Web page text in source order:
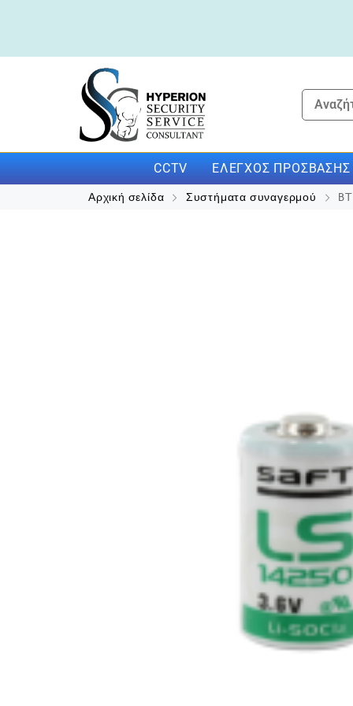
CCTV ΕΛΈΓΧΟΣ ΠΡΌΣΒΑΣΗΣ
Αρχική σελίδα Συστήματα συναγερμού